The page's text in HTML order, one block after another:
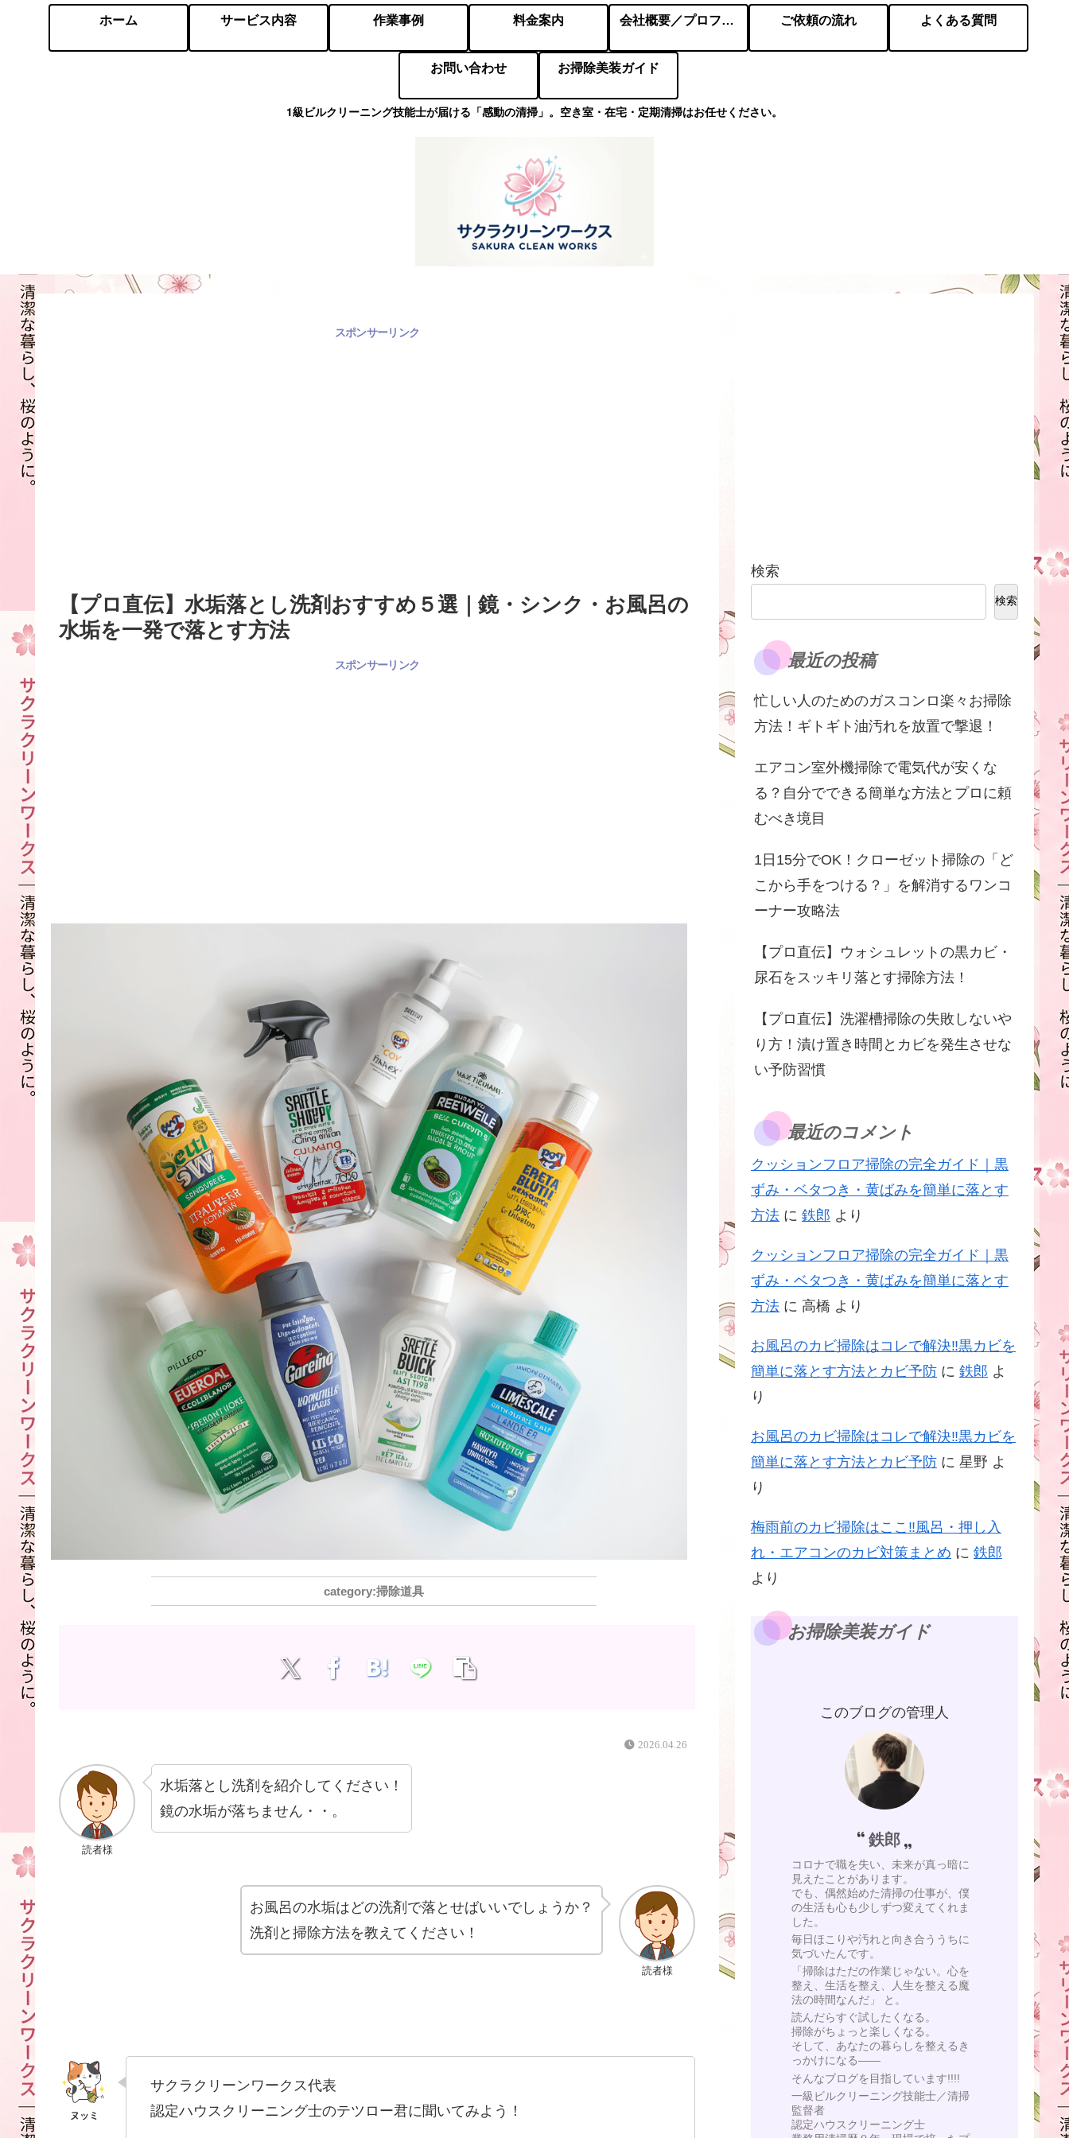
1級ビルクリーニング技能士が届ける「感動の清掃」。空き室・在宅・定期清掃はお任せください。
ホーム サービス内容 作業事例 料金案内 会社概要／プロフィール ご依頼の流れ よくある質問
お問い合わせ お掃除美装ガイド
スポンサーリンク
【プロ直伝】水垢落とし洗剤おすすめ５選｜鏡・シンク・お風呂の
水垢を一発で落とす方法
スポンサーリンク
掃除道具
2026.04.26
読者様
水垢落とし洗剤を紹介してください！
鏡の水垢が落ちません・・。
読者様
お風呂の水垢はどの洗剤で落とせばいいでしょうか？
洗剤と掃除方法を教えてください！
サクラクリーンワークス代表
認定ハウスクリーニング士のテツロー君に聞いてみよう！
検索
検索
最近の投稿
​忙しい人のためのガスコンロ楽々お掃除
方法！ギトギト油汚れを放置で撃退！
エアコン室外機掃除で電気代が安くな
る？自分でできる簡単な方法とプロに頼
むべき境目
1日15分でOK！クローゼット掃除の「ど
こから手をつける？」を解消するワンコ
ーナー攻略法
【プロ直伝】ウォシュレットの黒カビ・
尿石をスッキリ落とす掃除方法！
【プロ直伝】洗濯槽掃除の失敗しないや
り方！漬け置き時間とカビを発生させな
い予防習慣
最近のコメント
クッションフロア掃除の完全ガイド｜黒
ずみ・ベタつき・黄ばみを簡単に落とす
方法 に 鉄郎 より
クッションフロア掃除の完全ガイド｜黒
ずみ・ベタつき・黄ばみを簡単に落とす
方法 に 高橋 より
お風呂のカビ掃除はコレで解決‼黒カビを
簡単に落とす方法とカビ予防 に 鉄郎 よ
り
お風呂のカビ掃除はコレで解決‼黒カビを
簡単に落とす方法とカビ予防 に 星野 よ
り
梅雨前のカビ掃除はここ‼風呂・押し入
れ・エアコンのカビ対策まとめ に 鉄郎
より
お掃除美装ガイド
このブログの管理人
鉄郎
コロナで職を失い、未来が真っ暗に
見えたことがあります。
でも、偶然始めた清掃の仕事が、僕
の生活も心も少しずつ変えてくれま
した。
毎日ほこりや汚れと向き合ううちに
気づいたんです。
「掃除はただの作業じゃない。心を
整え、生活を整え、人生を整える魔
法の時間なんだ」 と。
読んだらすぐ試したくなる。
掃除がちょっと楽しくなる。
そして、あなたの暮らしを整えるき
っかけになる——
そんなブログを目指しています!!!!
一級ビルクリーニング技能士／清掃
監督者
認定ハウスクリーニング士